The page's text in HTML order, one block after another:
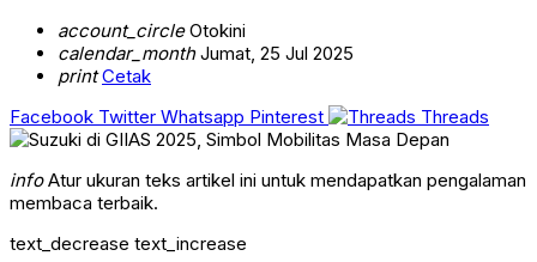
account_circleOtokini
calendar_monthJumat, 25 Jul 2025
print Cetak
Facebook Twitter Whatsapp Pinterest Threads
infoAtur ukuran teks artikel ini untuk mendapatkan pengalaman
membaca terbaik.
text_decrease text_increase